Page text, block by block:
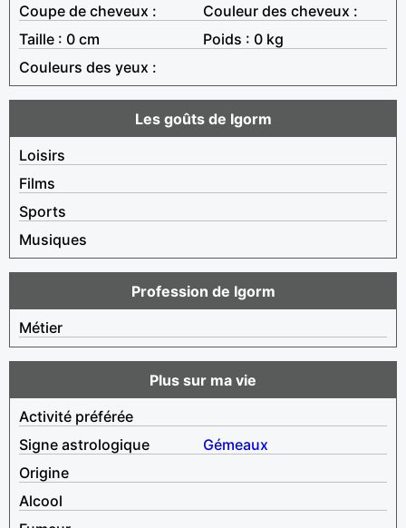
Coupe de cheveux :
Couleur des cheveux :
Taille : 0 cm
Poids : 0 kg
Couleurs des yeux :
Les goûts de Igorm
Loisirs
Films
Sports
Musiques
Profession de Igorm
Métier
Plus sur ma vie
Activité préférée
Signe astrologique
Gémeaux
Origine
Alcool